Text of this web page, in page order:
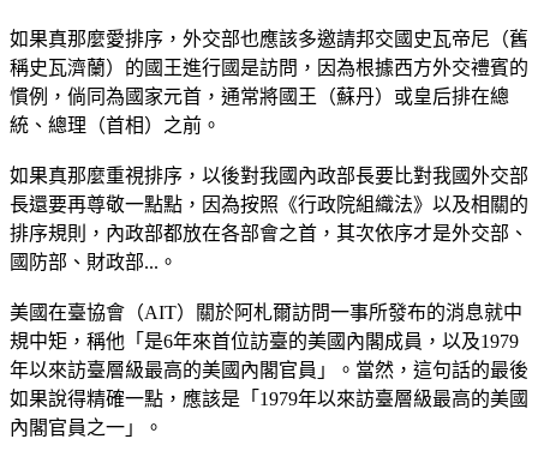
如果真那麼愛排序，外交部也應該多邀請邦交國史瓦帝尼（舊
稱史瓦濟蘭）的國王進行國是訪問，因為根據西方外交禮賓的
慣例，倘同為國家元首，通常將國王（蘇丹）或皇后排在總
統、總理（首相）之前。
如果真那麼重視排序，以後對我國內政部長要比對我國外交部
長還要再尊敬一點點，因為按照《行政院組織法》以及相關的
排序規則，內政部都放在各部會之首，其次依序才是外交部、
國防部、財政部...。
美國在臺協會（AIT）關於阿札爾訪問一事所發布的消息就中
規中矩，稱他「是6年來首位訪臺的美國內閣成員，以及1979
年以來訪臺層級最高的美國內閣官員」。當然，這句話的最後
如果說得精確一點，應該是「1979年以來訪臺層級最高的美國
內閣官員之一」。